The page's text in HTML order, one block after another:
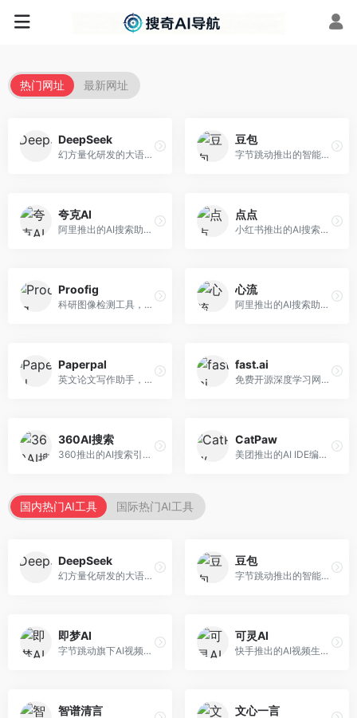
热门网址 最新网址
DeepSeek
幻方量化研发的大语言模型平台，专注于深度推理和代码生成能力。面向开发者、研究人员和技术爱好者，提供强大的逻辑推理和数学计算功能，开源生态完善，API接口友好。
豆包
字节跳动推出的智能对话助手平台，提供文本创作、知识问答、英语学习等多种AI服务。面向普通用户和内容创作者，支持多轮对话和文件解析，免费使用，响应速度快，中文理解能力强。
夸克AI
阿里推出的AI搜索助手，整合搜索与AI功能。面向年轻用户，提供智能搜索、文档处理、学习辅助等服务，与夸克生态深度整合。
点点
小红书推出的AI搜索应用，专注于生活方式内容搜索。面向小红书用户，提供生活攻略、消费决策、内容推荐等服务，生活方式内容丰富。
Proofig
科研图像检测工具，专注于学术图像完整性验证。面向科研人员，提供图像检测、重复分析、报告生成等服务，学术检测专业。
心流
阿里推出的AI搜索助手，专注于智能信息获取。面向普通用户，提供智能搜索、内容整理、知识问答等服务，与阿里生态深度整合。
Paperpal
英文论文写作助手，专注于学术英语润色。面向需要发表国际期刊的研究者，提供语法检查、学术表达优化、格式规范等服务，英语表达地道专业。
fast.ai
免费开源深度学习网站，专注于实用AI教学。面向开发者，提供免费深度学习课程、实战项目、代码库等资源，学习门槛低。
360AI搜索
360推出的AI搜索引擎，专注于安全智能搜索。面向普通用户，提供智能问答、网页搜索、内容整理等服务，安全防护能力强。
CatPaw
美团推出的AI IDE编程工具，专注于本地开发生态。面向开发者，提供智能代码补全、代码生成、项目管理等服务，本地开发体验好。
国内热门AI工具 国际热门AI工具
DeepSeek
幻方量化研发的大语言模型平台，专注于深度推理和代码生成能力。面向开发者、研究人员和技术爱好者，提供强大的逻辑推理和数学计算功能，开源生态完善，API接口友好。
豆包
字节跳动推出的智能对话助手平台，提供文本创作、知识问答、英语学习等多种AI服务。面向普通用户和内容创作者，支持多轮对话和文件解析，免费使用，响应速度快，中文理解能力强。
即梦AI
字节跳动旗下AI视频创作平台，支持多模态内容生成。面向内容创作者和营销人员，提供文生视频、图生视频、智能剪辑等功能，中文理解能力强，创作效率高。
可灵AI
快手推出的AI视频生成平台，支持文生视频和图生视频，可生成长达2分钟的高质量视频内容。面向短视频创作者和营销人员，操作简便，生成效果逼真，适合商业推广和创意表达。
智谱清言 文心一言